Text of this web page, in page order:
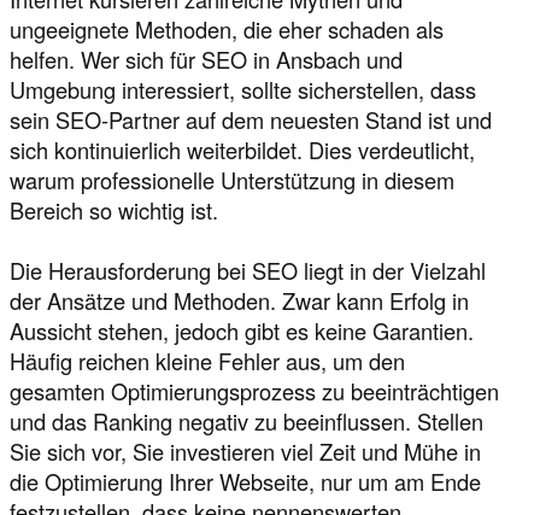
ungeeignete Methoden, die eher schaden als
helfen. Wer sich für SEO in Ansbach und
Umgebung interessiert, sollte sicherstellen, dass
sein SEO-Partner auf dem neuesten Stand ist und
sich kontinuierlich weiterbildet. Dies verdeutlicht,
warum professionelle Unterstützung in diesem
Bereich so wichtig ist.
Die Herausforderung bei SEO liegt in der Vielzahl
der Ansätze und Methoden. Zwar kann Erfolg in
Aussicht stehen, jedoch gibt es keine Garantien.
Häufig reichen kleine Fehler aus, um den
gesamten Optimierungsprozess zu beeinträchtigen
und das Ranking negativ zu beeinflussen. Stellen
Sie sich vor, Sie investieren viel Zeit und Mühe in
die Optimierung Ihrer Webseite, nur um am Ende